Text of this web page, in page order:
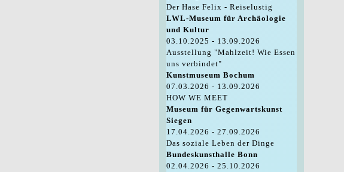
Der Hase Felix - Reiselustig
LWL-Museum für Archäologie
und Kultur
03.10.2025 - 13.09.2026
Ausstellung "Mahlzeit! Wie Essen
uns verbindet"
Kunstmuseum Bochum
07.03.2026 - 13.09.2026
HOW WE MEET
Museum für Gegenwartskunst
Siegen
17.04.2026 - 27.09.2026
Das soziale Leben der Dinge
Bundeskunsthalle Bonn
02.04.2026 - 25.10.2026